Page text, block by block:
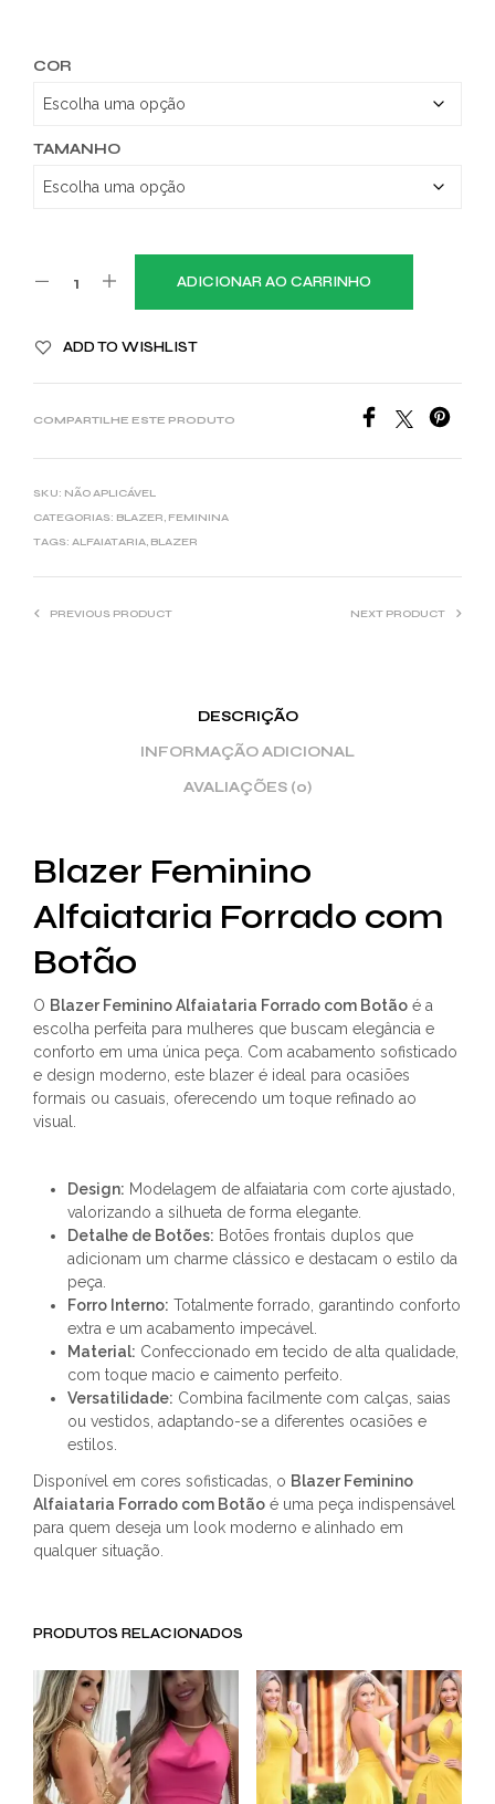
COR
TAMANHO
ADICIONAR AO CARRINHO
ADD TO WISHLIST
COMPARTILHE ESTE PRODUTO
SKU: NÃO APLICÁVEL
CATEGORIAS: BLAZER, FEMININA
TAGS: ALFAIATARIA, BLAZER
PREVIOUS PRODUCT NEXT PRODUCT
DESCRIÇÃO
INFORMAÇÃO ADICIONAL
AVALIAÇÕES (0)
Blazer Feminino
Alfaiataria Forrado com
Botão
O Blazer Feminino Alfaiataria Forrado com Botão é a
escolha perfeita para mulheres que buscam elegância e
conforto em uma única peça. Com acabamento sofisticado
e design moderno, este blazer é ideal para ocasiões
formais ou casuais, oferecendo um toque refinado ao
visual.
Design: Modelagem de alfaiataria com corte ajustado,
valorizando a silhueta de forma elegante.
Detalhe de Botões: Botões frontais duplos que
adicionam um charme clássico e destacam o estilo da
peça.
Forro Interno: Totalmente forrado, garantindo conforto
extra e um acabamento impecável.
Material: Confeccionado em tecido de alta qualidade,
com toque macio e caimento perfeito.
Versatilidade: Combina facilmente com calças, saias
ou vestidos, adaptando-se a diferentes ocasiões e
estilos.
Disponível em cores sofisticadas, o Blazer Feminino
Alfaiataria Forrado com Botão é uma peça indispensável
para quem deseja um look moderno e alinhado em
qualquer situação.
PRODUTOS RELACIONADOS